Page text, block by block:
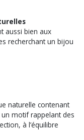
aussi bien aux
recherchant un bijou
naturelle contenant
motif rappelant des
à l’équilibre